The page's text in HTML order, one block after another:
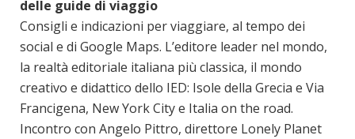
delle guide di viaggio
Consigli e indicazioni per viaggiare, al tempo dei
social e di Google Maps. L’editore leader nel mondo,
la realtà editoriale italiana più classica, il mondo
creativo e didattico dello IED: Isole della Grecia e Via
Francigena, New York City e Italia on the road.
Incontro con Angelo Pittro, direttore Lonely Planet